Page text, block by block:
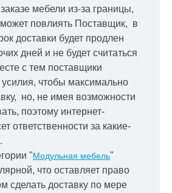
мебели из-за границы,
повлиять Поставщик, в
доставки будет продлен
дней и не будет считаться
с тем поставщики
чтобы максимально
но, не имея возможности
поэтому интернет-
ответственности за какие-
"Модульная мебель"
что оставляет право
сделать доставку по мере